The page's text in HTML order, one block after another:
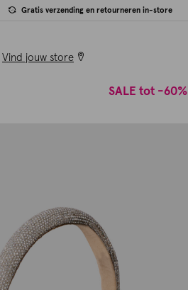
Gratis verzending en retourneren in-store
Vind jouw store
SALE tot -60%